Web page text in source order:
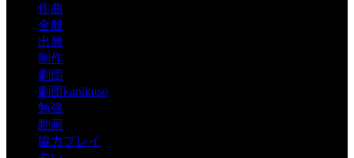
作曲
全般
出展
制作
劇団
劇団kanikuso
勉強
動画
協力プレイ